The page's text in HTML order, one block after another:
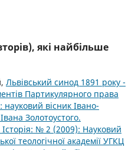
які найбільше
Львівський синод 1891 року -
Партикулярного права
вісник Івано-
Золотоустого.
Історія: № 2 (2009): Науковий
теологічної академії УГКЦ